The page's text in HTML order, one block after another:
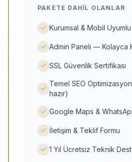
PAKETE DAHIL OLANLAR
Kurumsal & Mobil
Admin Paneli — Kolayca
SSL Güvenlik Sertifikası
Temel SEO
hazır)
Google Maps &
İletişim & Teklif Formu
1 Yıl Ücretsiz Teknik